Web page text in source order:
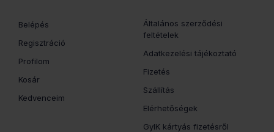
Belépés
Regisztráció
Profilom
Kosár
Kedvenceim
Általános szerződési
feltételek
Adatkezelési tájékoztató
Fizetés
Szállítás
Elérhetőségek
GyIK kártyás fizetésről